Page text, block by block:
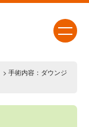
> 手術内容：ダウンジ